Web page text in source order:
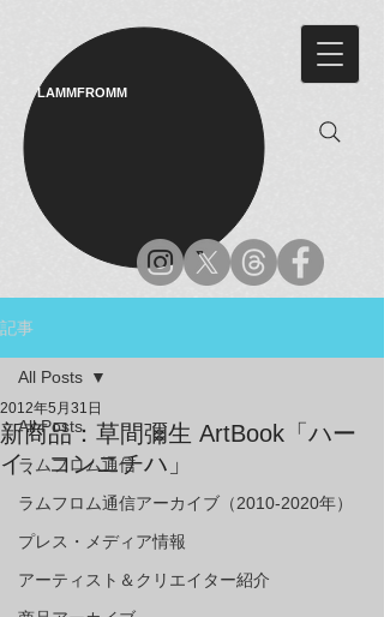
LAMMFROMM​
記事
All Posts
ラムフロム通信
ラムフロム通信アーカイブ（2010-2020年）
プレス・メディア情報
アーティスト＆クリエイター紹介
All Posts
新商品：草間彌生 ArtBook「ハー
イ、コンニチハ」
2012年5月31日